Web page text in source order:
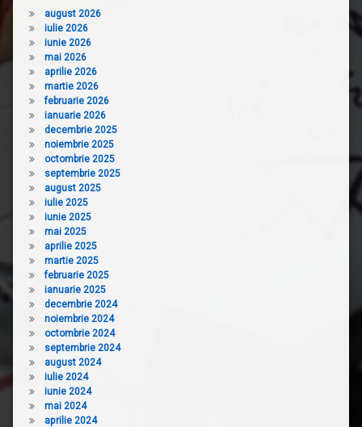
august 2026
iulie 2026
iunie 2026
mai 2026
aprilie 2026
martie 2026
februarie 2026
ianuarie 2026
decembrie 2025
noiembrie 2025
octombrie 2025
septembrie 2025
august 2025
iulie 2025
iunie 2025
mai 2025
aprilie 2025
martie 2025
februarie 2025
ianuarie 2025
decembrie 2024
noiembrie 2024
octombrie 2024
septembrie 2024
august 2024
iulie 2024
iunie 2024
mai 2024
aprilie 2024